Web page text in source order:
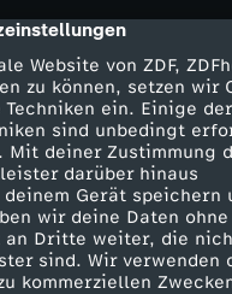
Website von ZDF,
zu können, setzen wir
ein. Einige der
sind unbedingt
Mit deiner Zustimmung
darüber hinaus
Gerät speichern
wir deine Daten ohne
Dritte weiter, die
sind. Wir verwenden
kommerziellen
mit Grünkohlchips
Knäckebrot